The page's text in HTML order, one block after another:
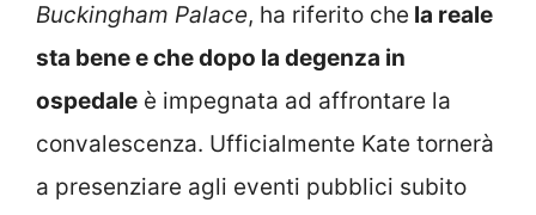
Buckingham Palace, ha riferito che la reale
sta bene e che dopo la degenza in
ospedale è impegnata ad affrontare la
convalescenza. Ufficialmente Kate tornerà
a presenziare agli eventi pubblici subito